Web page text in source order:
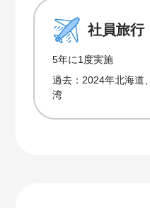
社員旅行
5年に1度実施
過去：2024年北海道
湾